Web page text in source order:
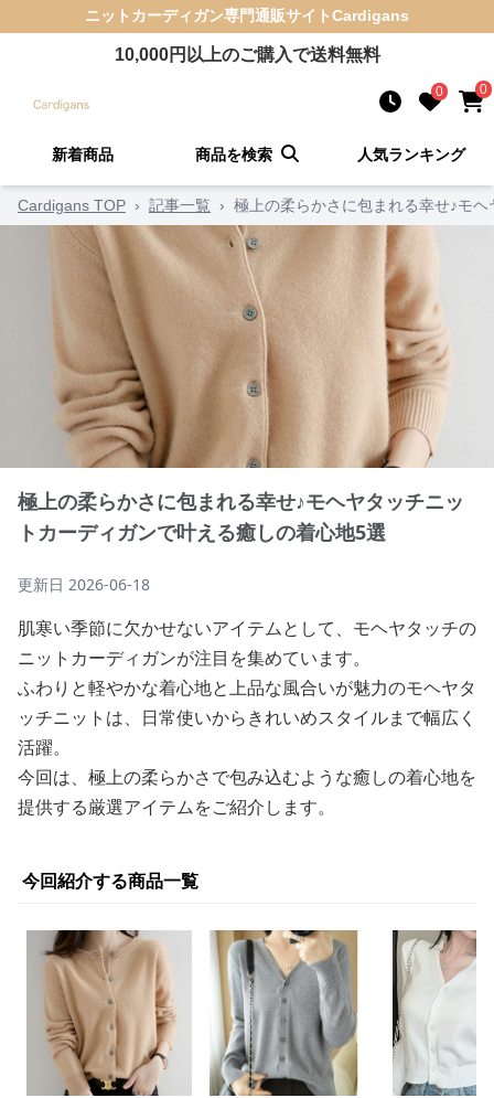
ニットカーディガン専門通販サイトCardigans
10,000円以上のご購入で送料無料
0 0
新着商品 商品を検索 人気ランキング
Cardigans TOP › 記事一覧 › 極上の柔らかさに包まれる幸せ♪モ
極上の柔らかさに包まれる幸せ♪モヘヤタッチニッ
トカーディガンで叶える癒しの着心地5選
更新日 2026-06-18
肌寒い季節に欠かせないアイテムとして、モヘヤタッチの
ニットカーディガンが注目を集めています。
ふわりと軽やかな着心地と上品な風合いが魅力のモヘヤタ
ッチニットは、日常使いからきれいめスタイルまで幅広く
活躍。
今回は、極上の柔らかさで包み込むような癒しの着心地を
提供する厳選アイテムをご紹介します。
今回紹介する商品一覧